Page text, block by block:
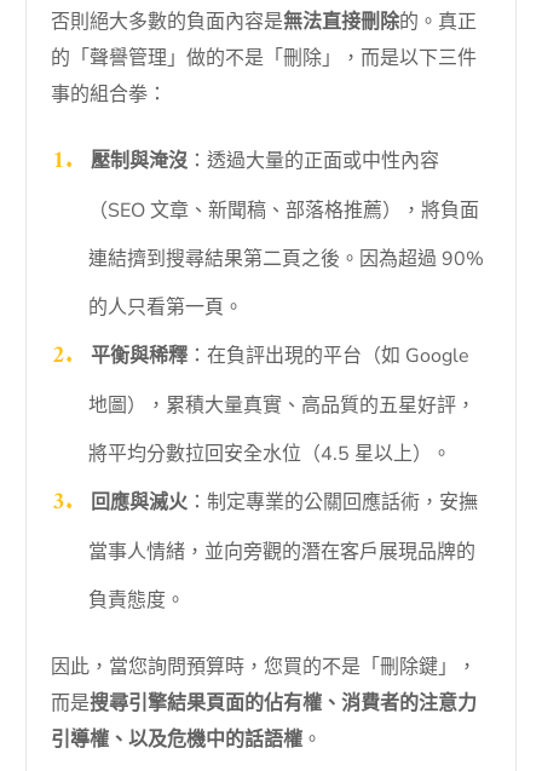
否則絕大多數的負面內容是無法直接刪除的。真正
的「聲譽管理」做的不是「刪除」，而是以下三件
事的組合拳：
壓制與淹沒：透過大量的正面或中性內容
（SEO 文章、新聞稿、部落格推薦），將負面
連結擠到搜尋結果第二頁之後。因為超過 90%
的人只看第一頁。
平衡與稀釋：在負評出現的平台（如 Google
地圖），累積大量真實、高品質的五星好評，
將平均分數拉回安全水位（4.5 星以上）。
回應與滅火：制定專業的公關回應話術，安撫
當事人情緒，並向旁觀的潛在客戶展現品牌的
負責態度。
因此，當您詢問預算時，您買的不是「刪除鍵」，
而是搜尋引擎結果頁面的佔有權、消費者的注意力
引導權、以及危機中的話語權 。